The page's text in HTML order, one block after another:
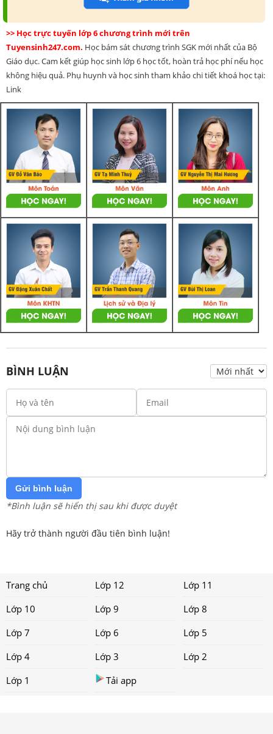
>> Học trực tuyến lớp 6 chương trình mới trên
Tuyensinh247.com. Học bám sát chương trình SGK mới nhất của Bộ
Giáo dục. Cam kết giúp học sinh lớp 6 học tốt, hoàn trả học phí nếu học
không hiệu quả. Phụ huynh và học sinh tham khảo chi tiết khoá học tại:
Link
BÌNH LUẬN
Gửi bình luận
*Bình luận sẽ hiển thị sau khi được duyệt
Hãy trở thành người đầu tiên bình luận!
Trang chủ Lớp 12
Lớp 11
Lớp 10
Lớp 9
Lớp 8
Lớp 7
Lớp 6
Lớp 5
Lớp 4
Lớp 3
Lớp 2
Lớp 1
Tải app